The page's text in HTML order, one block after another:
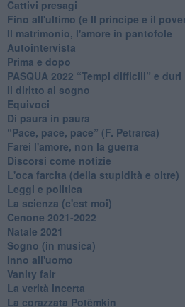
Cattivi presagi
Fino all'ultimo (e Il principe e il
Il matrimonio, l'amore in pantofole
Autointervista
Prima e dopo
​PASQUA 2022 “Tempi difficili” e duri
Il diritto al sogno
Equivoci
Di paura in paura
​“Pace, pace, pace” (F. Petrarca)
Farei l'amore, non la guerra
Discorsi come notizie
L'oca farcita (della stupidità e oltre)
Leggi e politica
La scienza (c'est moi)
Cenone 2021-2022
Natale 2021
Sogno (in musica)
Inno all'uomo
Vanity fair
La verità incerta
La corazzata Potëmkin